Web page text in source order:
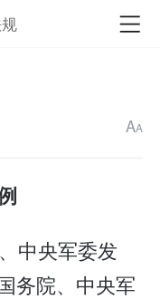
AA
中央军委发
务院、中央军